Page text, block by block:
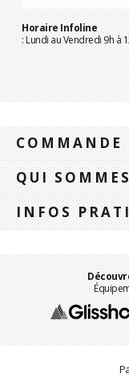
Horaire Infoline
: Lundi au Vendredi 9h à
COMMANDE
QUI
INFOS